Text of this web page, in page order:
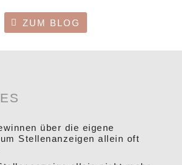
ZUM BLOG
über die eigene
Stellenanzeigen allein oft